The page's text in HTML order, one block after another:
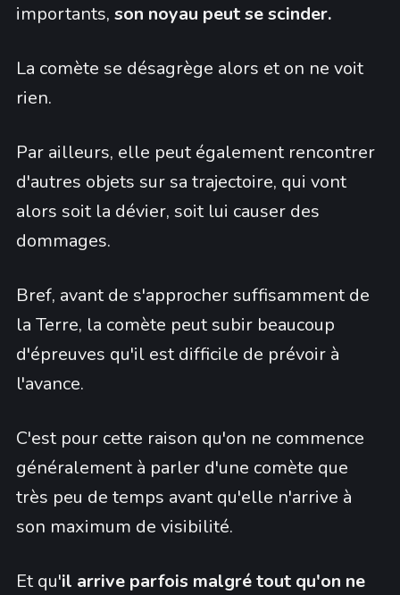
importants, son noyau peut se scinder.
La comète se désagrège alors et on ne voit
rien.
Par ailleurs, elle peut également rencontrer
d'autres objets sur sa trajectoire, qui vont
alors soit la dévier, soit lui causer des
dommages.
Bref, avant de s'approcher suffisamment de
la Terre, la comète peut subir beaucoup
d'épreuves qu'il est difficile de prévoir à
l'avance.
C'est pour cette raison qu'on ne commence
généralement à parler d'une comète que
très peu de temps avant qu'elle n'arrive à
son maximum de visibilité.
Et qu'il arrive parfois malgré tout qu'on ne